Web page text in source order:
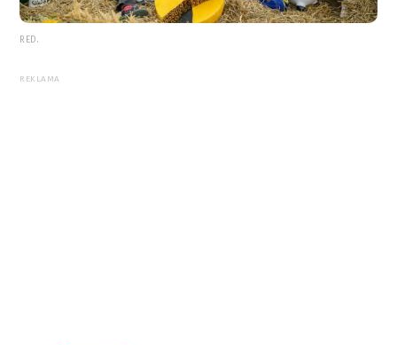
RED.
REKLAMA